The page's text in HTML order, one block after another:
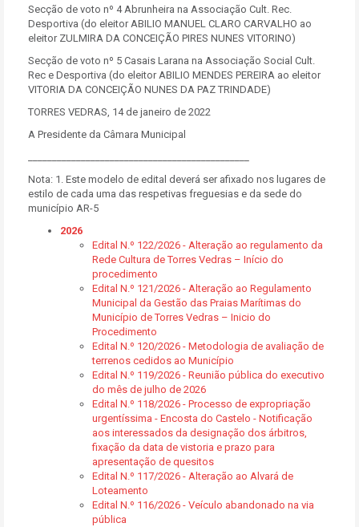
Secção de voto nº 4 Abrunheira na Associação Cult. Rec.
Desportiva (do eleitor ABILIO MANUEL CLARO CARVALHO ao
eleitor ZULMIRA DA CONCEIÇÃO PIRES NUNES VITORINO)
Secção de voto nº 5 Casais Larana na Associação Social Cult.
Rec e Desportiva (do eleitor ABILIO MENDES PEREIRA ao eleitor
VITORIA DA CONCEIÇÃO NUNES DA PAZ TRINDADE)
TORRES VEDRAS, 14 de janeiro de 2022
A Presidente da Câmara Municipal
Nota: 1. Este modelo de edital deverá ser afixado nos lugares de
estilo de cada uma das respetivas freguesias e da sede do
município AR-5
2026
Edital N.º 122/2026 - Alteração ao regulamento da
Rede Cultura de Torres Vedras – Início do
procedimento
Edital N.º 121/2026 - Alteração ao Regulamento
Municipal da Gestão das Praias Marítimas do
Município de Torres Vedras – Inicio do
Procedimento
Edital N.º 120/2026 - Metodologia de avaliação de
terrenos cedidos ao Município
Edital N.º 119/2026 - Reunião pública do executivo
do mês de julho de 2026
Edital N.º 118/2026 - Processo de expropriação
urgentíssima - Encosta do Castelo - Notificação
aos interessados da designação dos árbitros,
fixação da data de vistoria e prazo para
apresentação de quesitos
Edital N.º 117/2026 - Alteração ao Alvará de
Loteamento
Edital N.º 116/2026 - Veículo abandonado na via
pública